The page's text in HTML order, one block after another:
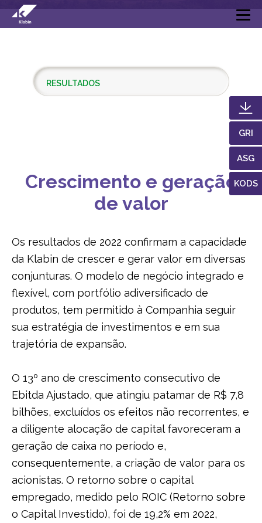
Pular para o Conteúdo principal
GRI
ASG
KODS
RESULTADOS
BIODIVERSIDADE
Crescimento e geração
de valor
Os resultados de 2022 confirmam a capacidade
da Klabin de crescer e gerar valor em diversas
conjunturas. O modelo de negócio integrado e
flexível, com portfólio adiversificado de
produtos, tem permitido à Companhia seguir
sua estratégia de investimentos e em sua
trajetória de expansão.
O 13º ano de crescimento consecutivo de
Ebitda Ajustado, que atingiu patamar de R$ 7,8
bilhões, excluídos os efeitos não recorrentes, e
a diligente alocação de capital favoreceram a
geração de caixa no período e,
consequentemente, a criação de valor para os
acionistas. O retorno sobre o capital
empregado, medido pelo ROIC (Retorno sobre
o Capital Investido), foi de 19,2% em 2022,